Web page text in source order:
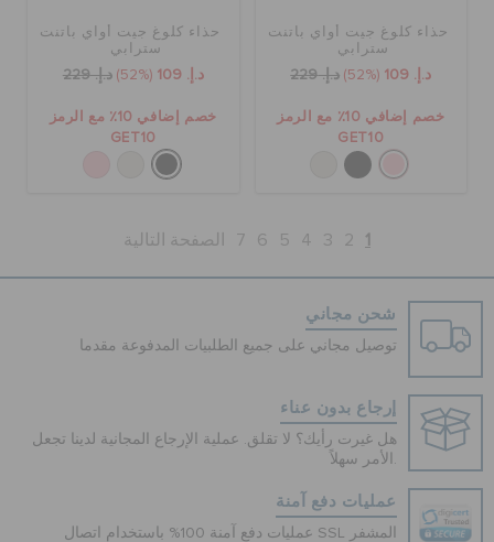
حذاء كلوغ جيت أواي باتنت
سترابي
د.إ. 109 (52%) د.إ. 229
خصم إضافي 10٪ مع الرمز
GET10
حذاء كلوغ جيت أواي باتنت
سترابي
د.إ. 109 (52%) د.إ. 229
خصم إضافي 10٪ مع الرمز
GET10
1
2
3
4
5
6
7 الصفحة التالية
شحن مجاني
توصيل مجاني على جميع الطلبيات المدفوعة مقدما
إرجاع بدون عناء
هل غيرت رأيك؟ لا تقلق. عملية الإرجاع المجانية لدينا تجعل
الأمر سهلاً.
عمليات دفع آمنة
عمليات دفع آمنة 100% باستخدام اتصال SSL المشفر